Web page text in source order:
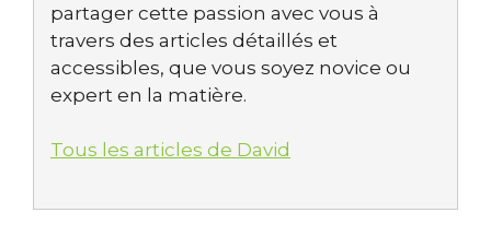
partager cette passion avec vous à
travers des articles détaillés et
accessibles, que vous soyez novice ou
expert en la matière.
Tous les articles de David